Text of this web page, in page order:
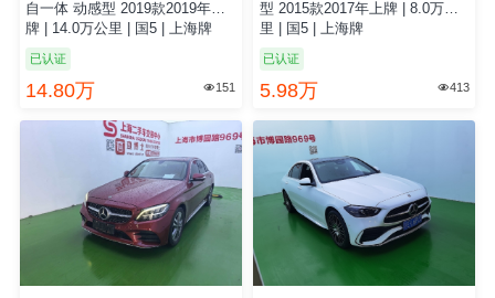
自一体 动感型 2019款2019年上
牌 | 14.0万公里 | 国5 | 上海牌
已认证
14.80万  151
型 2015款2017年上牌 | 8.0万公
里 | 国5 | 上海牌
已认证
5.98万 413